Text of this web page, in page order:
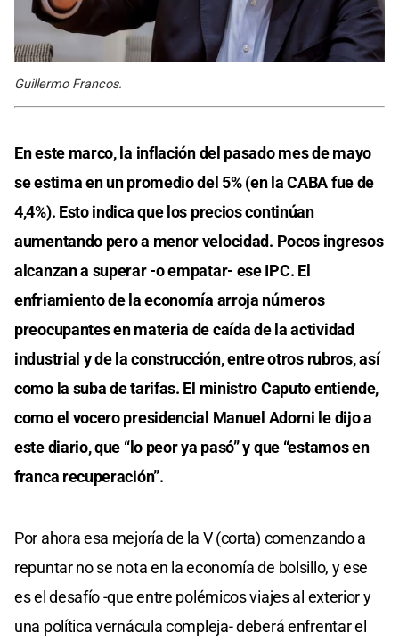
Guillermo Francos.
En este marco, la inflación del pasado mes de mayo
se estima en un promedio del 5% (en la CABA fue de
4,4%). Esto indica que los precios continúan
aumentando pero a menor velocidad. Pocos ingresos
alcanzan a superar -o empatar- ese IPC. El
enfriamiento de la economía arroja números
preocupantes en materia de caída de la actividad
industrial y de la construcción, entre otros rubros, así
como la suba de tarifas. El ministro Caputo entiende,
como el vocero presidencial Manuel Adorni le dijo a
este diario, que “lo peor ya pasó” y que “estamos en
franca recuperación”.
Por ahora esa mejoría de la V (corta) comenzando a
repuntar no se nota en la economía de bolsillo, y ese
es el desafío -que entre polémicos viajes al exterior y
una política vernácula compleja- deberá enfrentar el